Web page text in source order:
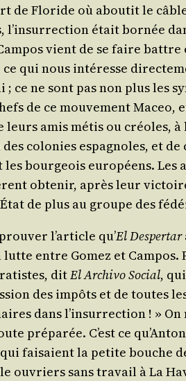
de Flo­ride où abou­tit le
était bor­née
vient de se faire
qui nous inté­resse
; ce ne sont pas non plus
de ce mou­ve­ment
leurs amis métis ou
des colo­nies espa­gnoles,
bour­geois euro­péens.
obte­nir, après leur
de plus au groupe des
l’ar­ticle qu’El Des­per­tar
entre Gomez et
ditEl Archi­vo Social,
des impôts et de toutes
dans l’in­sur­rec­tion ! »
pré­pa­rée. C’est ce
fai­saient la petite bouche
ouvriers sans tra­vail à La